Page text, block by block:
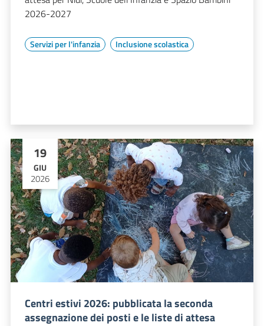
2026-2027
Servizi per l'infanzia Inclusione scolastica
19
GIU
2026
Centri estivi 2026: pubblicata la seconda
assegnazione dei posti e le liste di attesa